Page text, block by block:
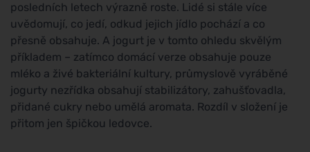
posledních letech výrazně roste. Lidé si stále více
uvědomují, co jedí, odkud jejich jídlo pochází a co
přesně obsahuje. A jogurt je v tomto ohledu skvělým
příkladem – zatímco domácí verze obsahuje pouze
mléko a živé bakteriální kultury, průmyslově vyráběné
jogurty nezřídka obsahují stabilizátory, zahušťovadla,
přidané cukry nebo umělá aromata. Rozdíl v složení je
přitom jen špičkou ledovce.